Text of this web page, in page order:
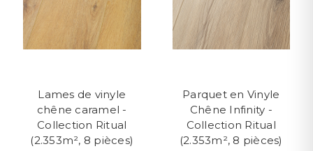
Lames de vinyle
chêne caramel -
Collection Ritual
(2.353m², 8 pièces)
Parquet en Vinyle
Chêne Infinity -
Collection Ritual
(2.353m², 8 pièces)